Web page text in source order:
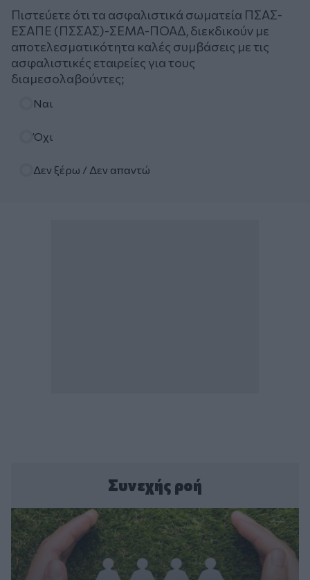
Πιστεύετε ότι τα ασφαλιστικά σωματεία ΠΣΑΣ-
ΕΣΑΠΕ (ΠΣΣΑΣ)-ΣΕΜΑ-ΠΟΑΔ, διεκδικούν με
αποτελεσματικότητα καλές συμβάσεις με τις
ασφαλιστικές εταιρείες για τους
διαμεσολαβούντες;
Ναι
Όχι
Δεν ξέρω / Δεν απαντώ
Συνεχής ροή